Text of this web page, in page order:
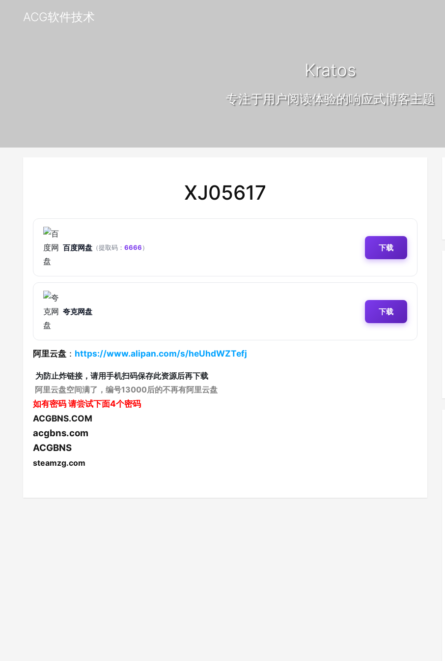
ACG软件技术
Kratos
专注于用户阅读体验的响应式博客主题
XJ05617
百度网盘 （提取码： 6666） 下载
夸克网盘 下载
阿里云盘 ： https://www.alipan.com/s/heUhdWZTefj
为防止炸链接，请用手机扫码保存此资源后再下载
阿里云盘空间满了，编号13000后的不再有阿里云盘
如有密码请尝试下面4个密码
ACGBNS.COM
acgbns.com
ACGBNS
steamzg.com